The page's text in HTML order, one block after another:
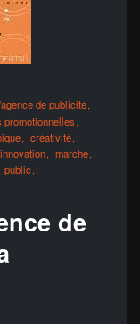
'agence de publicité
promotionnelles
créativité
innovation
marché
public
de